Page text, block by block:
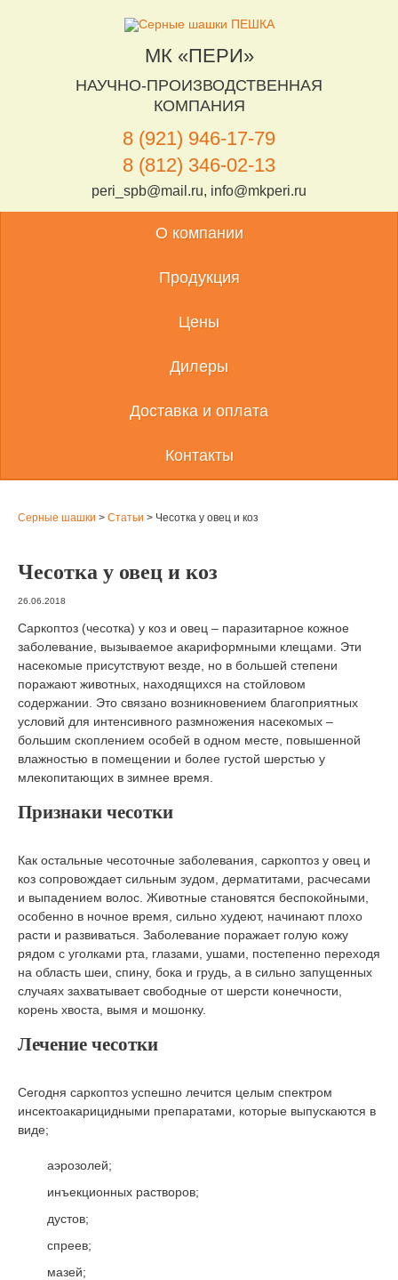
МК «ПЕРИ»
НАУЧНО-ПРОИЗВОДСТВЕННАЯ
КОМПАНИЯ
8 (921) 946-17-79
8 (812) 346-02-13
peri_spb@mail.ru, info@mkperi.ru
О компании
Продукция
Цены
Дилеры
Доставка и оплата
Контакты
Серные шашки > Статьи > Чесотка у овец и коз
Чесотка у овец и коз
26.06.2018
Саркоптоз (чесотка) у коз и овец – паразитарное кожное
заболевание, вызываемое акариформными клещами. Эти
насекомые присутствуют везде, но в большей степени
поражают животных, находящихся на стойловом
содержании. Это связано возникновением благоприятных
условий для интенсивного размножения насекомых –
большим скоплением особей в одном месте, повышенной
влажностью в помещении и более густой шерстью у
млекопитающих в зимнее время.
Признаки чесотки
Как остальные чесоточные заболевания, саркоптоз у овец и
коз сопровождает сильным зудом, дерматитами, расчесами
и выпадением волос. Животные становятся беспокойными,
особенно в ночное время, сильно худеют, начинают плохо
расти и развиваться. Заболевание поражает голую кожу
рядом с уголками рта, глазами, ушами, постепенно переходя
на область шеи, спину, бока и грудь, а в сильно запущенных
случаях захватывает свободные от шерсти конечности,
корень хвоста, вымя и мошонку.
Лечение чесотки
Сегодня саркоптоз успешно лечится целым спектром
инсектоакарицидными препаратами, которые выпускаются в
виде;
аэрозолей;
инъекционных растворов;
дустов;
спреев;
мазей;